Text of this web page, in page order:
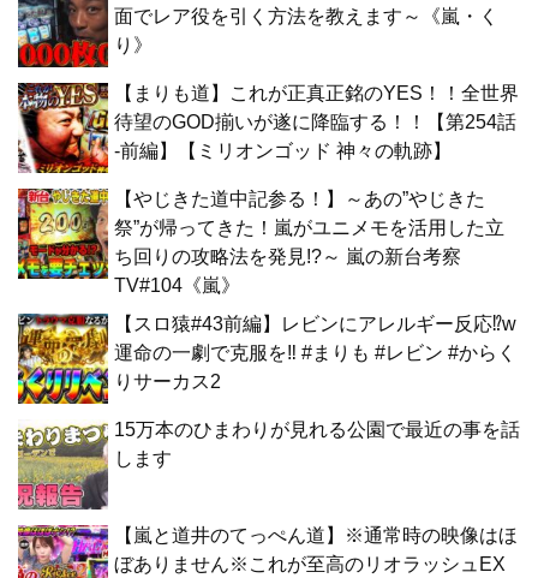
面でレア役を引く方法を教えます～《嵐・く
り》
【まりも道】これが正真正銘のYES！！全世界
待望のGOD揃いが遂に降臨する！！【第254話
-前編】【ミリオンゴッド 神々の軌跡】
【やじきた道中記参る！】～あの”やじきた
祭”が帰ってきた！嵐がユニメモを活用した立
ち回りの攻略法を発見!?～ 嵐の新台考察
TV#104《嵐》
【スロ猿#43前編】レビンにアレルギー反応⁉w
運命の一劇で克服を‼ #まりも #レビン #からく
りサーカス2
15万本のひまわりが見れる公園で最近の事を話
します
【嵐と道井のてっぺん道】※通常時の映像はほ
ぼありません※これが至高のリオラッシュEX